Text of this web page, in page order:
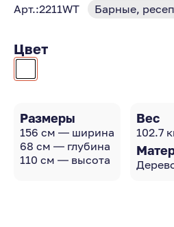
Арт.:2211WT Барные,
Цвет
Размеры
156 см — ширина
68 см — глубина
110 см — высота
Вес
102.7